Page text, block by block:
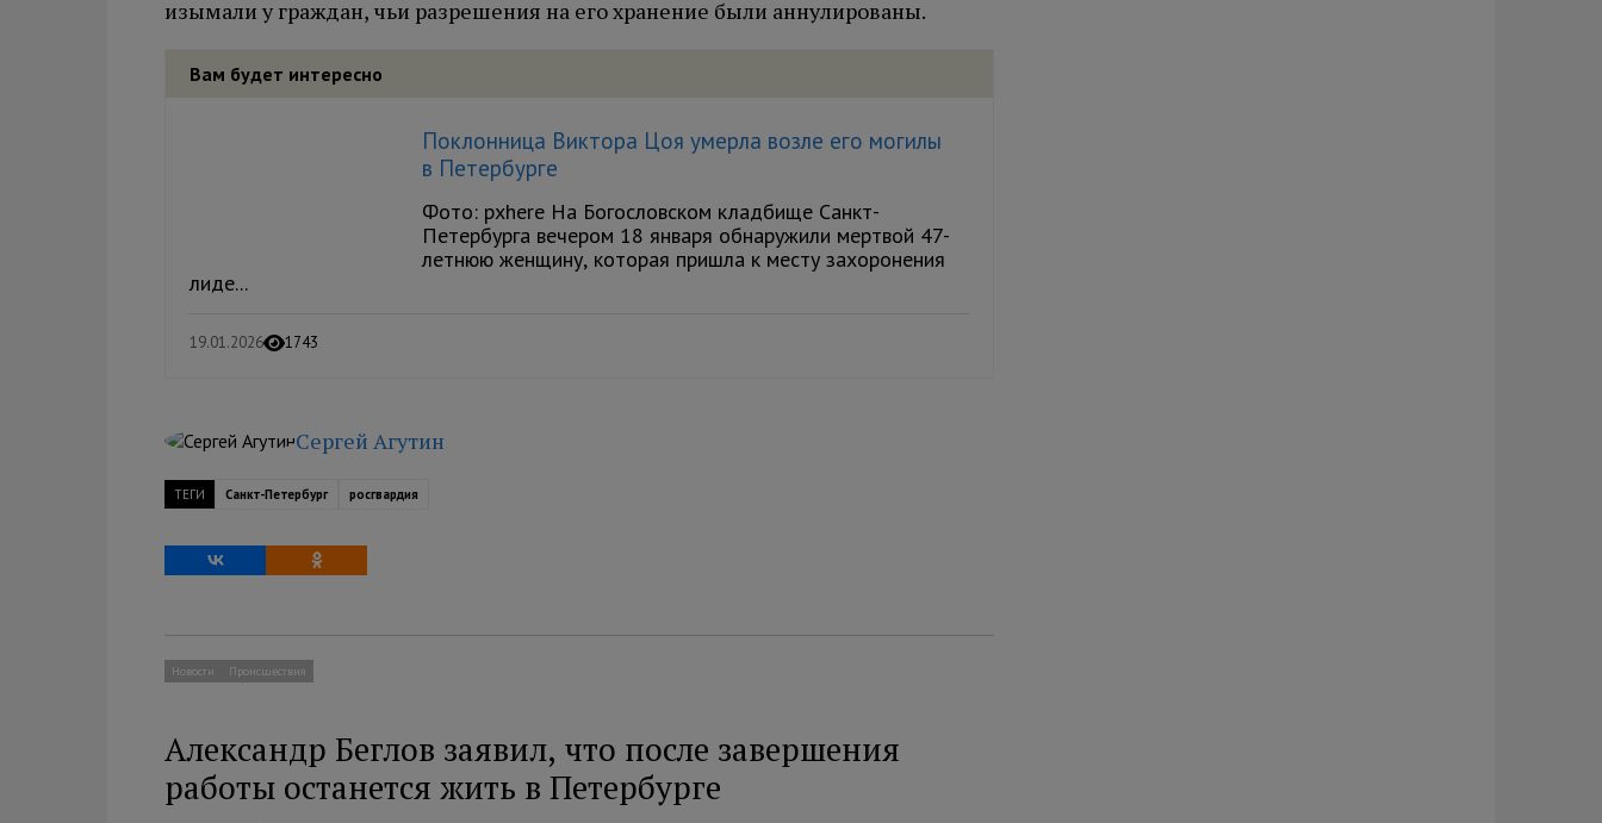
изымали у граждан, чьи разрешения на его хранение были аннулированы.
Вам будет интересно
Поклонница Виктора Цоя умерла возле его могилы
в Петербурге
Фото: pxhere На Богословском кладбище Санкт-
Петербурга вечером 18 января обнаружили мертвой 47-
летнюю женщину, которая пришла к месту захоронения
лиде...
19.01.2026 1743
Сергей Агутин
ТЕГИ Санкт-Петербург росгвардия
Новости Происшествия
Александр Беглов заявил, что после завершения
работы останется жить в Петербурге